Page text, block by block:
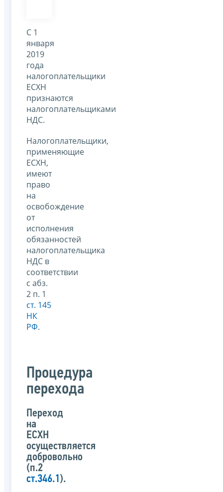
С 1
января
2019
года
налогоплательщики
ЕСХН
признаются
налогоплательщиками
НДС.
Налогоплательщики,
применяющие
ЕСХН,
имеют
право
на
освобождение
от
исполнения
обязанностей
налогоплательщика
НДС в
соответствии
с абз.
2 п. 1
ст. 145
НК
РФ.
Процедура
перехода
Переход
на
ЕСХН
осуществляется
добровольно
(п.2
ст.346.1).